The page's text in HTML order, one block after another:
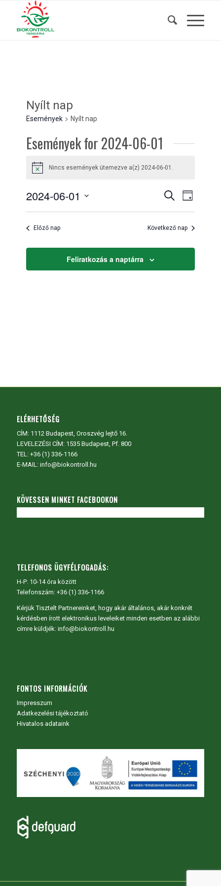
Nyílt nap
Események Nyílt nap
Események for 2024-06-01
NoticeNincs események ütemezve a(z) 2024-06-01.
Események
keresése
és
választás
Keresett
kifejezés
Esemény
nézet
Nap
2024-06-01
Előző nap
Következő nap
Feliratkozás a naptárra
ELÉRHETŐSÉG
CÍM: 1112 Budapest, Oroszvég lejtő 16.
LEVELEZÉSI CÍM: 1535 Budapest, Pf. 800
TEL: +36 (1) 336-1166
E-MAIL: info@biokontroll.hu
KÖVESSEN MINKET FACEBOOKON
TELEFONOS ÜGYFÉLFOGADÁS:
H-P: 10-14 óra között
Telefonszám: +36 (1) 336-1166
Kérjük Tisztelt Partnereinket, hogy akár általános, akár konkrét
kérdésben írott elektronikus leveleiket minden esetben az alábbi
címre küldjék: info@biokontroll.hu
FONTOS INFORMÁCIÓK
Impresszum
Adatkezelési tájékoztató
Hivatalos adataink